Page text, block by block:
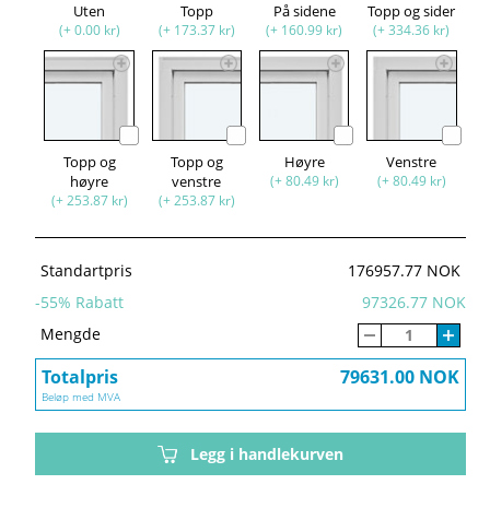
Uten
(+ 0.00 kr)
Topp
(+ 173.37 kr)
På sidene
(+ 160.99 kr)
Topp og sider
(+ 334.36 kr)
Topp og
høyre
(+ 253.87 kr)
Topp og
venstre
(+ 253.87 kr)
Høyre
(+ 80.49 kr)
Venstre
(+ 80.49 kr)
Standartpris
176957.77 NOK
-55% Rabatt
97326.77 NOK
Mengde
Totalpris 79631.00 NOK
Beløp med MVA
Legg i handlekurven